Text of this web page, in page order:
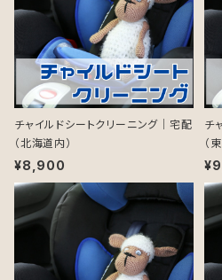
チャイルドシートクリーニング｜宅配
（北海道内）
¥8,900
チ
（